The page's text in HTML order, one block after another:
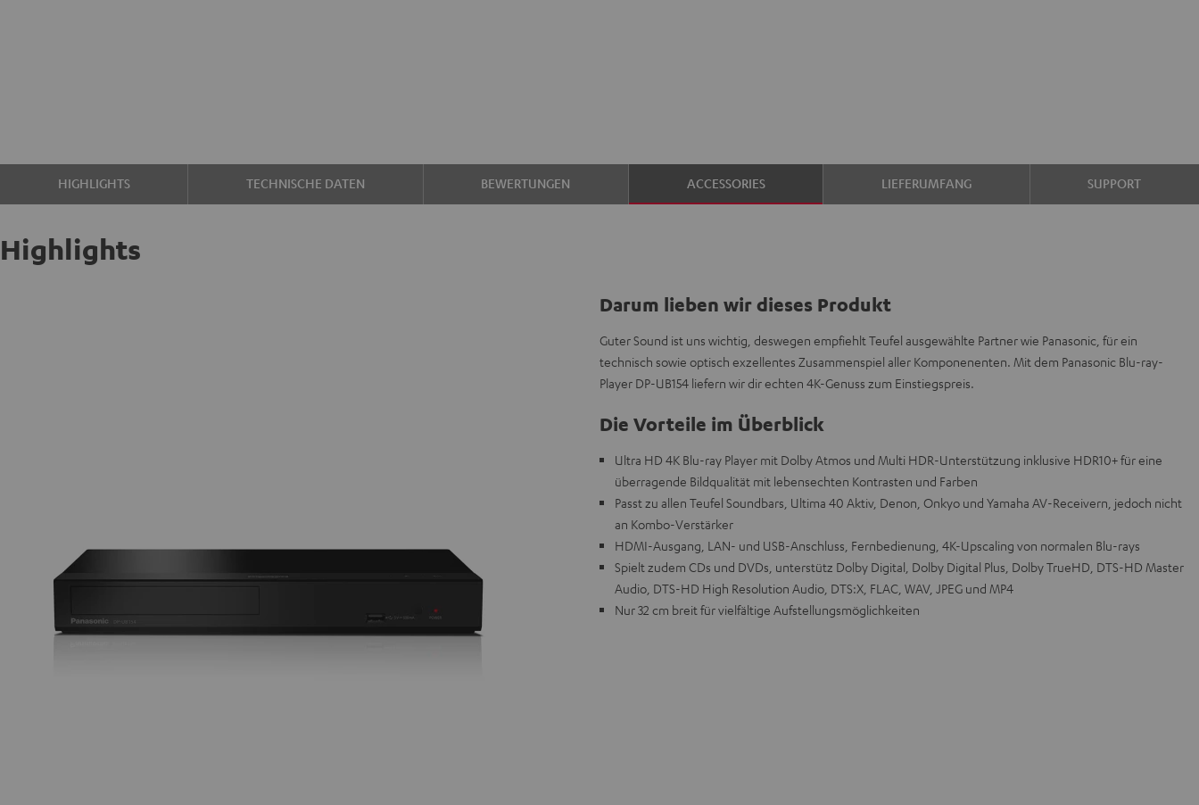
HIGHLIGHTS TECHNISCHE DATEN BEWERTUNGEN ACCESSORIES LIEFERUMFANG SUPPORT
Highlights
Darum lieben wir dieses Produkt
Guter Sound ist uns wichtig, deswegen empfiehlt Teufel ausgewählte Partner wie Panasonic, für ein
technisch sowie optisch exzellentes Zusammenspiel aller Komponenenten. Mit dem Panasonic Blu-ray-
Player DP-UB154 liefern wir dir echten 4K-Genuss zum Einstiegspreis.
Die Vorteile im Überblick
Ultra HD 4K Blu-ray Player mit Dolby Atmos und Multi HDR-Unterstützung inklusive HDR10+ für eine
überragende Bildqualität mit lebensechten Kontrasten und Farben
Passt zu allen Teufel Soundbars, Ultima 40 Aktiv, Denon, Onkyo und Yamaha AV-Receivern, jedoch nicht
an Kombo-Verstärker
HDMI-Ausgang, LAN- und USB-Anschluss, Fernbedienung, 4K-Upscaling von normalen Blu-rays
Spielt zudem CDs und DVDs, unterstütz Dolby Digital, Dolby Digital Plus, Dolby TrueHD, DTS-HD Master
Audio, DTS-HD High Resolution Audio, DTS:X, FLAC, WAV, JPEG und MP4
Nur 32 cm breit für vielfältige Aufstellungsmöglichkeiten